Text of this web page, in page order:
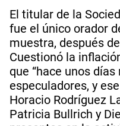
El titular de la
fue el único orador
muestra, después
Cuestionó la
que “hace unos
especuladores, y
Horacio Rodríguez
Patricia Bullrich y